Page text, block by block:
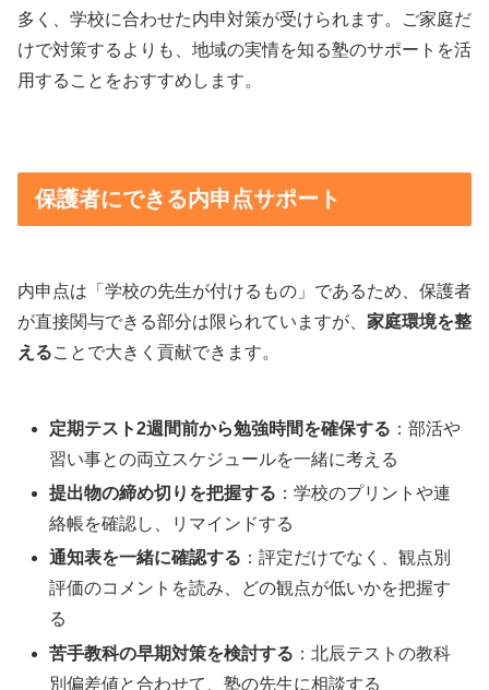
多く、学校に合わせた内申対策が受けられます。ご家庭だ
けで対策するよりも、地域の実情を知る塾のサポートを活
用することをおすすめします。
保護者にできる内申点サポート
内申点は「学校の先生が付けるもの」であるため、保護者
が直接関与できる部分は限られていますが、 家庭環境を整
えることで大きく貢献できます。
定期テスト2週間前から勉強時間を確保する ：部活や
習い事との両立スケジュールを一緒に考える
提出物の締め切りを把握する ：学校のプリントや連
絡帳を確認し、リマインドする
通知表を一緒に確認する ：評定だけでなく、観点別
評価のコメントを読み、どの観点が低いかを把握す
る
苦手教科の早期対策を検討する ：北辰テストの教科
別偏差値と合わせて、塾の先生に相談する